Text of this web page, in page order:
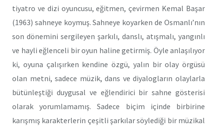
tiyatro ve dizi oyuncusu, eğitmen, çevirmen Kemal Başar
(1963) sahneye koymuş. Sahneye koyarken de Osmanlı’nın
son dönemini sergileyen şarkılı, danslı, atışmalı, yangınlı
ve hayli eğlenceli bir oyun haline getirmiş. Öyle anlaşılıyor
ki, oyuna çalışırken kendine özgü, yalın bir olay örgüsü
olan metni, sadece müzik, dans ve diyalogların olaylarla
bütünleştiği duygusal ve eğlendirici bir sahne gösterisi
olarak yorumlamamış. Sadece biçim içinde birbirine
karışmış karakterlerin çeşitli şarkılar söylediği bir müzikal